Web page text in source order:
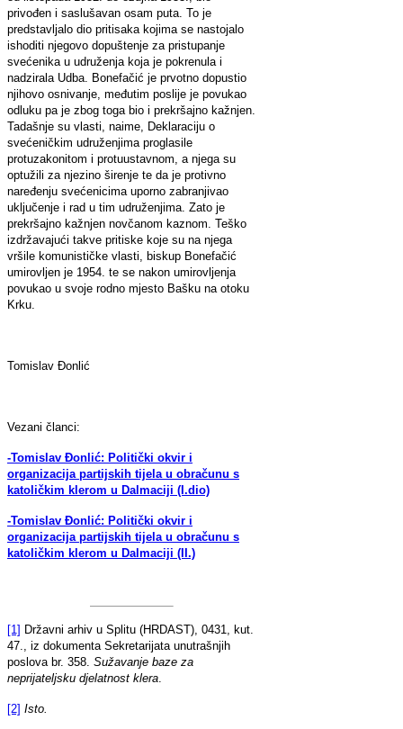
privođen i saslušavan osam puta. To je
predstavljalo dio pritisaka kojima se nastojalo
ishoditi njegovo dopuštenje za pristupanje
svećenika u udruženja koja je pokrenula i
nadzirala Udba. Bonefačić je prvotno dopustio
njihovo osnivanje, međutim poslije je povukao
odluku pa je zbog toga bio i prekršajno kažnjen.
Tadašnje su vlasti, naime, Deklaraciju o
svećeničkim udruženjima proglasile
protuzakonitom i protuustavnom, a njega su
optužili za njezino širenje te da je protivno
naređenju svećenicima uporno zabranjivao
uključenje i rad u tim udruženjima. Zato je
prekršajno kažnjen novčanom kaznom. Teško
izdržavajući takve pritiske koje su na njega
vršile komunističke vlasti, biskup Bonefačić
umirovljen je 1954. te se nakon umirovljenja
povukao u svoje rodno mjesto Bašku na otoku
Krku.
Tomislav Đonlić
Vezani članci:
-Tomislav Đonlić: Politički okvir i
organizacija partijskih tijela u obračunu s
katoličkim klerom u Dalmaciji (I.dio)
-Tomislav Đonlić: Politički okvir i
organizacija partijskih tijela u obračunu s
katoličkim klerom u Dalmaciji (II.)
[1] Državni arhiv u Splitu (HRDAST), 0431, kut.
47., iz dokumenta Sekretarijata unutrašnjih
poslova br. 358. Sužavanje baze za
neprijateljsku djelatnost klera
[2] Isto.